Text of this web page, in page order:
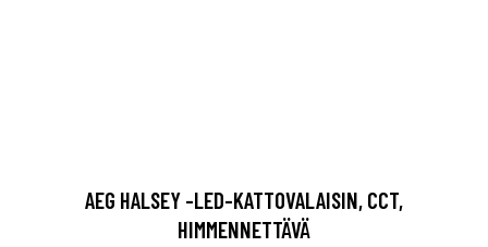
AEG HALSEY -LED-KATTOVALAISIN, CCT,
HIMMENNETTÄVÄ